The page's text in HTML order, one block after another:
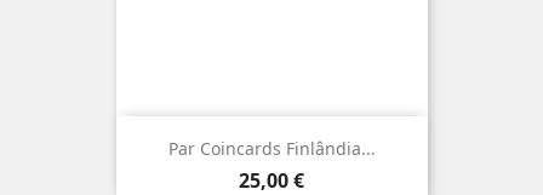
Par Coincards Finlândia...
Preço
25,00 €